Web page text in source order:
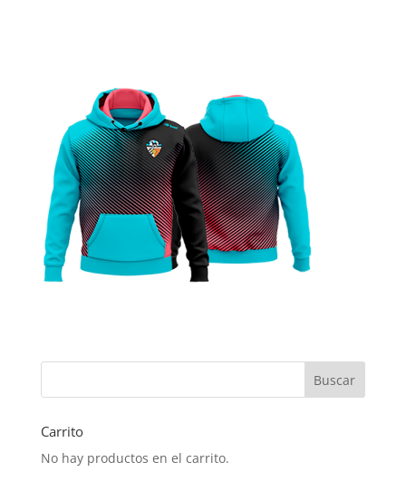
Carrito
No hay productos en el carrito.